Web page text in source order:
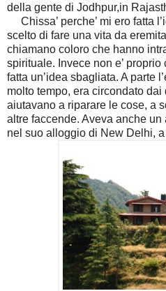
della gente di Jodhpur,in
Chissa’ perche’ mi ero fatta
scelto di fare una vita da
chiamano coloro che hanno
spirituale. Invece non e’
fatta un’idea sbagliata. A parte
molto tempo, era circondato
aiutavano a riparare le cose, a
altre faccende. Aveva anche
nel suo alloggio di New Delhi,